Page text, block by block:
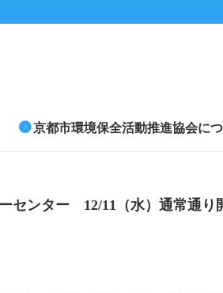
京都市環境保全活動推進協会に
センター 12/11（水）通常通り